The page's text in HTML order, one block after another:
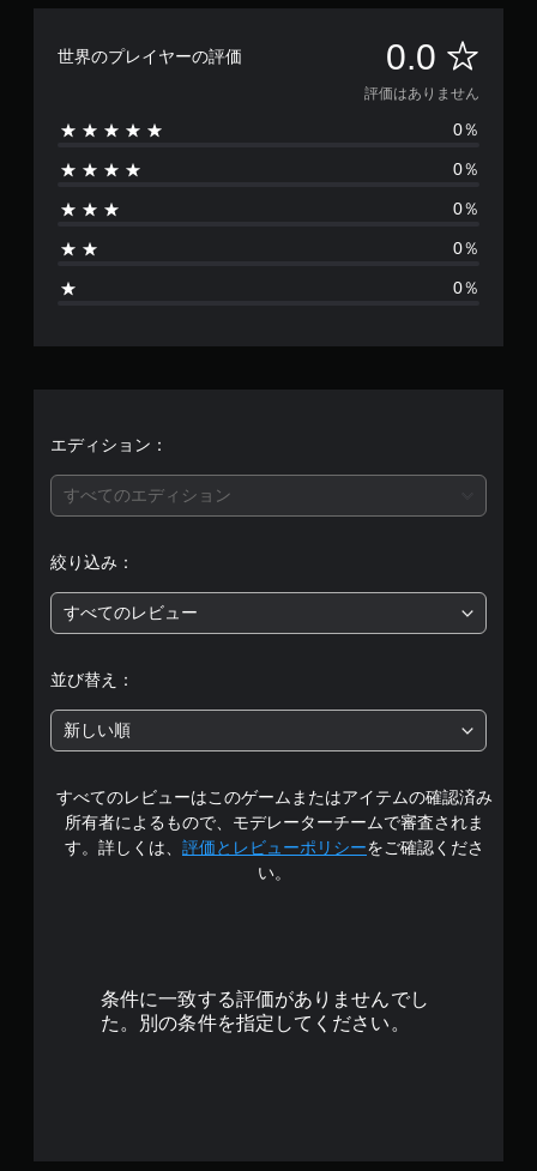
世界のプレイヤーの評価 0.0 評
価
は
あ
ま
評価はありません
0％
0％
0％
0％
0％
エディション：
すべてのエディション
絞り込み：
すべてのレビュー
並び替え：
新しい順
すべてのレビューはこのゲームまたはアイテムの確認済み
所有者によるもので、モデレーターチームで審査されま
す。詳しくは、 評価とレビューポリシーをご確認くださ
い。
条件に一致する評価がありませんでし
た。別の条件を指定してください。